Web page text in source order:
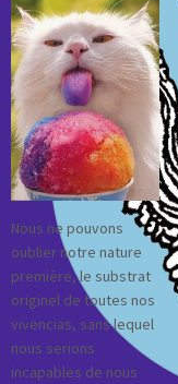
Nous ne pouvons
oublier notre nature
première, le substrat
originel de toutes nos
vivencias, sans lequel
nous serions
incapables de nous